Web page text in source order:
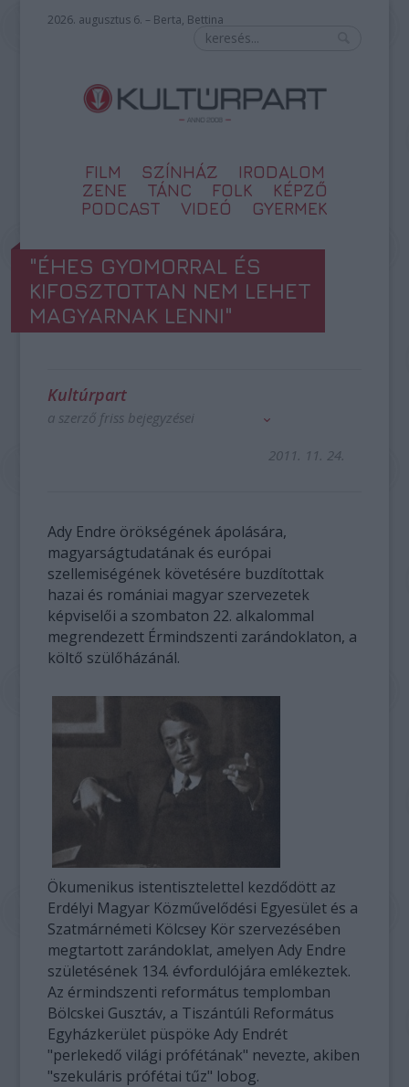
2026. augusztus 6. – Berta, Bettina
FILM SZÍNHÁZ
IRODALOM
ZENE
TÁNC FOLK
KÉPZŐ
PODCAST
VIDEÓ GYERMEK
"ÉHES GYOMORRAL ÉS
KIFOSZTOTTAN NEM LEHET
MAGYARNAK LENNI"
Kultúrpart
a szerző friss bejegyzései
2011. 11. 24.
Ady Endre örökségének ápolására,
magyarságtudatának és európai
szellemiségének követésére buzdítottak
hazai és romániai magyar szervezetek
képviselői a szombaton 22. alkalommal
megrendezett Érmindszenti zarándoklaton, a
költő szülőházánál.
Ökumenikus istentisztelettel kezdődött az
Erdélyi Magyar Közművelődési Egyesület és a
Szatmárnémeti Kölcsey Kör szervezésében
megtartott zarándoklat, amelyen Ady Endre
születésének 134. évfordulójára emlékeztek.
Az érmindszenti református templomban
Bölcskei Gusztáv, a Tiszántúli Református
Egyházkerület püspöke Ady Endrét
"perlekedő világi prófétának" nevezte, akiben
"szekuláris prófétai tűz" lobog.